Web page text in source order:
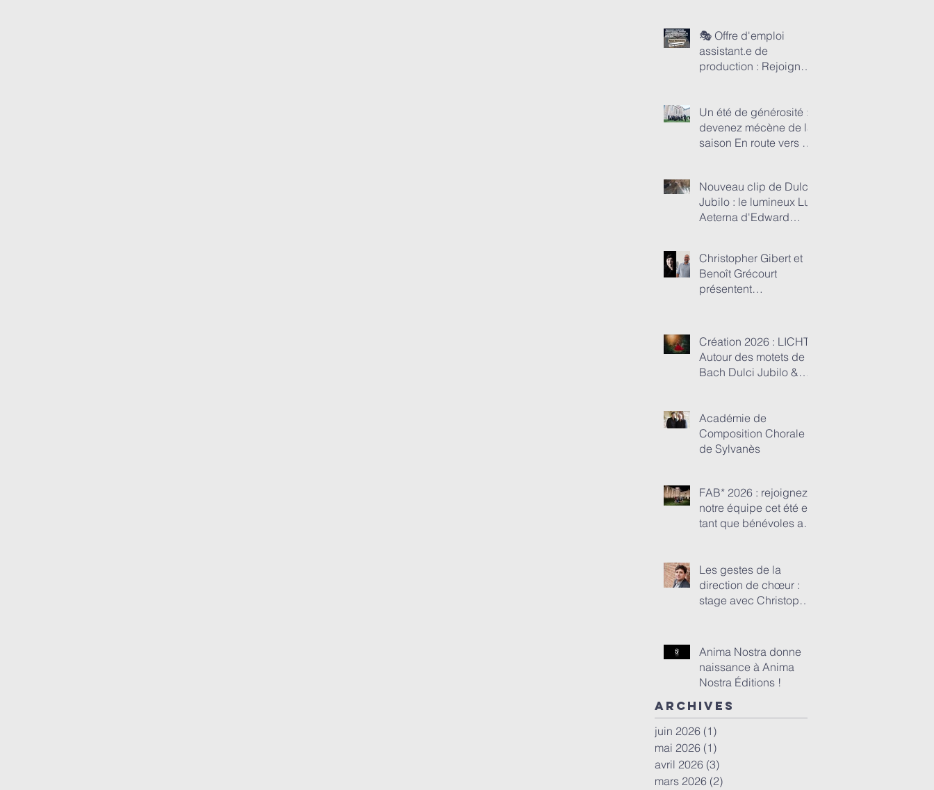
🎭 Offre d'emploi
assistant.e de
production : Rejoignez
pilier opérationnel de
nos tournées et
festivals d’été 2026
Un été de générosité :
devenez mécène de la
saison En route vers 45
Nouveau clip de Dulci
Jubilo : le lumineux Lux
Aeterna d'Edward
Christopher Gibert et
Benoît Grécourt
présentent
aventure humaine et
musicale entre Anima
Nostra et les
monuments de
Création 2026 : LICHT !
Autour des motets de
Bach Dulci Jubilo &
Académie de
Composition Chorale
de Sylvanès
FAB* 2026 : rejoignez
notre équipe cet été en
tant que bénévoles au
Les gestes de la
direction de chœur :
stage avec Christopher
Occitanie les 17 et 18
janvier à Toulouse
Anima Nostra donne
naissance à Anima
Nostra Éditions !
Archives
juin 2026 (1)
mai 2026 (1)
avril 2026 (3)
mars 2026 (2)